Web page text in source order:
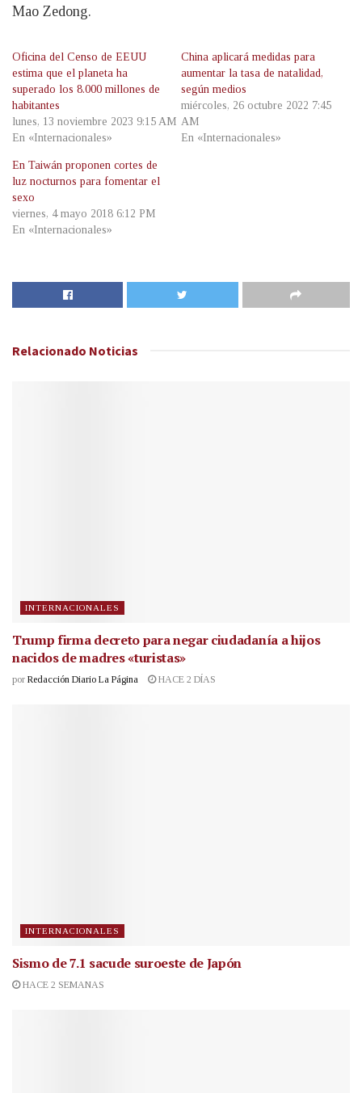
Mao Zedong.
Oficina del Censo de EEUU
estima que el planeta ha
superado los 8.000 millones de
habitantes
lunes, 13 noviembre 2023 9:15 AM
En «Internacionales»
China aplicará medidas para
aumentar la tasa de natalidad,
según medios
miércoles, 26 octubre 2022 7:45
AM
En «Internacionales»
En Taiwán proponen cortes de
luz nocturnos para fomentar el
sexo
viernes, 4 mayo 2018 6:12 PM
En «Internacionales»
Relacionado Noticias
INTERNACIONALES
Trump firma decreto para negar ciudadanía a hijos
nacidos de madres «turistas»
por Redacción Diario La Página HACE 2 DÍAS
INTERNACIONALES
Sismo de 7.1 sacude suroeste de Japón
HACE 2 SEMANAS